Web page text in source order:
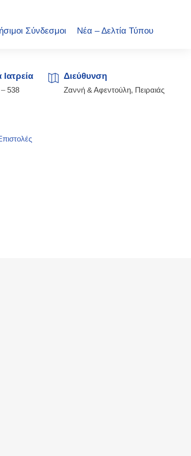
Σύνδεσμοι Νέα – Δελτία Τύπου
–538
Διεύθυνση
Ζαννή & Αφεντούλη, Πειραιάς